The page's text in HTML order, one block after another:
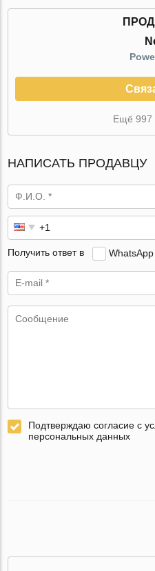
Ещё 997
НАПИСАТЬ ПРОДАВЦУ
Получить ответ в WhatsApp
Подтверждаю согласие с
персональных данных